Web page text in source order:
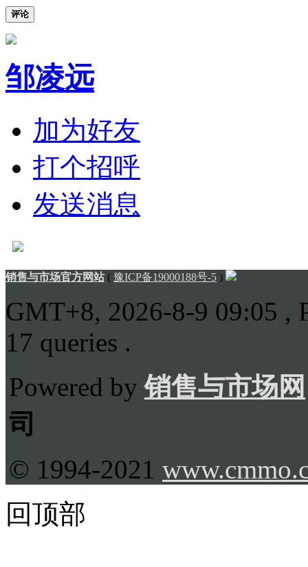
评论
邹凌远
加为好友
打个招呼
发送消息
销售与市场官方网站( 豫ICP备19000188号-5 )
GMT+8, 2026-8-9 09:05 ,
17 queries .
Powered by销售与市场网
司
© 1994-2021
回顶部